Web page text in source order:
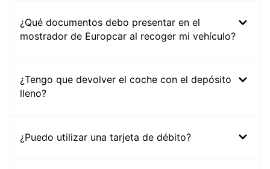
¿Qué documentos debo presentar en el
mostrador de Europcar al recoger mi vehículo?
¿Tengo que devolver el coche con el depósito
lleno?
¿Puedo utilizar una tarjeta de débito?